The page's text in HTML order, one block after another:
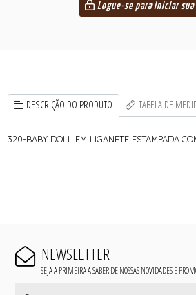
Logue-se para iniciar sua
DESCRIÇÃO DO PRODUTO TABELA DE
320-BABY DOLL EM LIGANETE
NEWSLETTER
SEJA A PRIMEIRA A SABER DE NOSSAS NOVIDADES E